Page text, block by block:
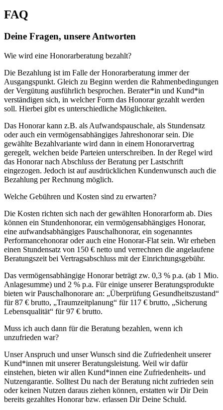
FAQ
Deine Fragen, unsere Antworten
Wie wird eine Honorarberatung bezahlt?
Die Bezahlung ist im Falle der Honorarberatung immer der
Ausgangspunkt. Gleich zu Beginn werden die Rahmenbedingungen
der Vergütung ausführlich besprochen. Berater*in und Kund*in
verständigen sich, in welcher Form das Honorar gezahlt werden
soll. Hierbei gibt es unterschiedliche Möglichkeiten.
Das Honorar kann z.B. als Aufwandspauschale, als Stundensatz
oder auch ein vermögensabhängiges Jahreshonorar sein. Die
gewählte Bezahlvariante wird dann in einem Honorarvertrag
geregelt, welchen beide Parteien unterschreiben. In der Regel wird
das Honorar nach Abschluss der Beratung per Lastschrift
eingezogen. Jedoch ist auf ausdrücklichen Kundenwunsch auch die
Bezahlung per Rechnung möglich.
Welche Gebühren und Kosten sind zu erwarten?
Die Kosten richten sich nach der gewählten Honorarform ab. Dies
können ein Stundenhonorar, ein vermögensabhängiges Honorar,
eine aufwandsabhängiges Pauschalhonorar, ein sogenanntes
Performancehonorar oder auch eine Honorar-Flat sein. Wir erheben
einen Stundensatz von 150 € netto und verrechnen die angelaufene
Beratungszeit bei Vertragsabschluss mit der Einrichtungsgebühr.
Das vermögensabhängige Honorar beträgt zw. 0,3 % p.a. (ab 1 Mio.
Anlagesumme) und 2 % p.a. Für einige unserer Beratungsprodukte
bieten wir Pauschalhonorare an: „Überprüfung Gesundheitszustand“
für 87 € brutto, „Traumzeitplanung“ für 117 € brutto, „Sicherung
Lebensqualität“ für 97 € brutto.
Muss ich auch dann für die Beratung bezahlen, wenn ich
unzufrieden war?
Unser Anspruch und unser Wunsch sind die Zufriedenheit unserer
Kund*innen mit unserer Beratungsleistung. Weil wir dafür
einstehen, bieten wir allen Kund*innen eine Zufriedenheits- und
Nutzengarantie. Solltest Du nach der Beratung nicht zufrieden sein
oder keinen Nutzen daraus ziehen können, erstatten wir Dir Dein
bereits gezahltes Honorar bzw. erlassen Dir Deine Schuld.